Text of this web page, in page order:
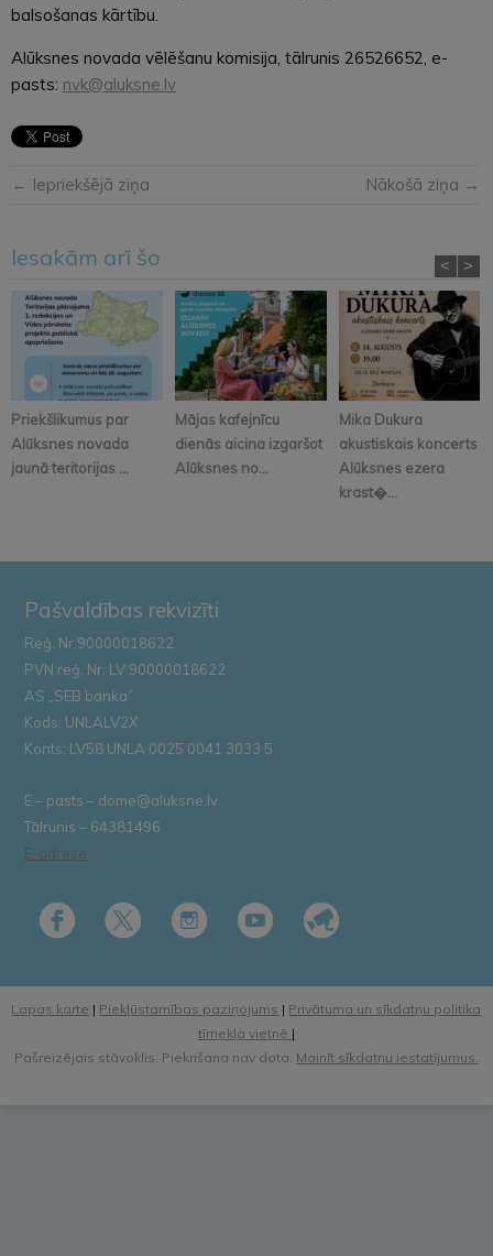
balsošanas kārtību.
Alūksnes novada vēlēšanu komisija, tālrunis 26526652, e-
pasts: nvk@aluksne.lv
← Iepriekšējā ziņa Nākošā ziņa →
Iesakām arī šo
Priekšlikumus par
Alūksnes novada
jaunā teritorijas ...
Mājas kafejnīcu
dienās aicina izgaršot
Alūksnes no...
Mika Dukura
akustiskais koncerts
Alūksnes ezera
krast�...
< >
Pašvaldības rekvizīti
Reģ. Nr.90000018622
PVN reģ. Nr. LV 90000018622
AS „SEB banka”
Kods: UNLALV2X
Konts: LV58 UNLA 0025 0041 3033 5
E – pasts – dome@aluksne.lv
Tālrunis – 64381496
E-adrese
Lapas karte | Piekļūstamības paziņojums | Privātuma un sīkdatņu politika
tīmekļa vietnē |
Pašreizējais stāvoklis: Piekrišana nav dota. Mainīt sīkdatņu iestatījumus.